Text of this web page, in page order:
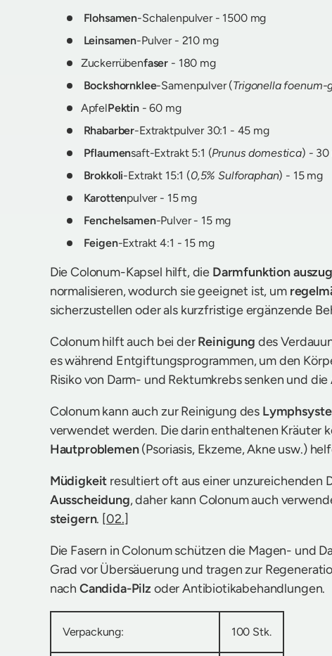
Flohsamen-Schalenpulver - 1500 mg
Leinsamen-Pulver - 210 mg
Zuckerrübenfaser - 180 mg
Bockshornklee-Samenpulver (Trigonella foenum-
ApfelPektin- 60 mg
Rhabarber-Extraktpulver 30:1 - 45 mg
Pflaumensaft-Extrakt 5:1 (Prunus domestica) - 30
Brokkoli-Extrakt 15:1 (0,5% Sulforaphan) - 15 mg
Karottenpulver - 15 mg
Fenchelsamen-Pulver - 15 mg
Feigen-Extrakt 4:1 - 15 mg
Die Colonum-Kapsel hilft, die Darmfunktion
normalisieren, wodurch sie geeignet ist, um
sicherzustellen oder als kurzfristige ergänzende
Colonum hilft auch bei derReinigung des
es während Entgiftungsprogrammen, um den
Risiko von Darm- und Rektumkrebs senken und die
Colonum kann auch zur Reinigung des
verwendet werden. Die darin enthaltenen Kräuter
Hautproblemen(Psoriasis, Ekzeme, Akne usw.)
Müdigkeit resultiert oft aus einer unzureichenden
Ausscheidung, daher kann Colonum auch
steigern. [02.]
Die Fasern in Colonum schützen die Magen- und
Grad vor Übersäuerung und tragen zur
nach Candida-Pilz oder Antibiotikabehandlungen.
Verpackung: 100 Stk.